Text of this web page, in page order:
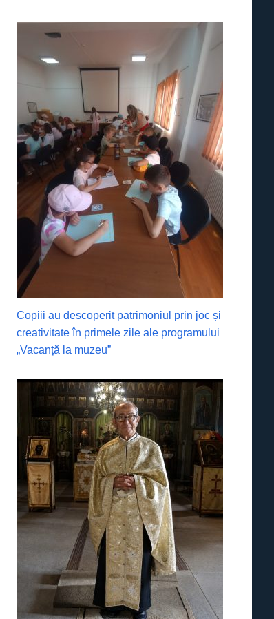
Copiii au descoperit patrimoniul prin joc și
creativitate în primele zile ale programului
„Vacanță la muzeu”